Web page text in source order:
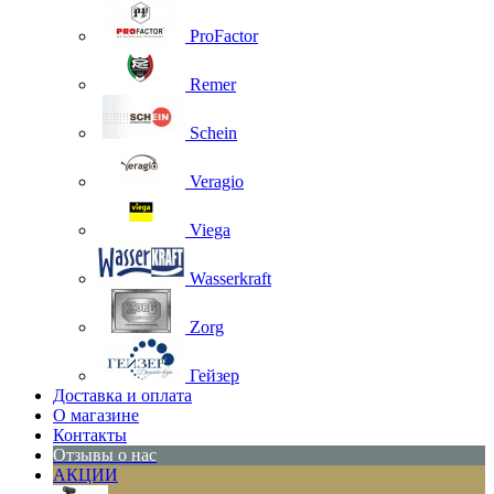
ProFactor
Remer
Schein
Veragio
Viega
Wasserkraft
Zorg
Гейзер
Доставка и оплата
О магазине
Контакты
Отзывы о нас
АКЦИИ